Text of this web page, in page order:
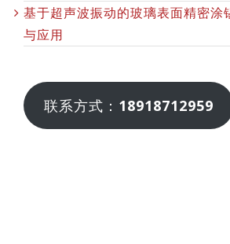
基于超声波振动的玻璃表面精密涂
与应用
联系方式： 18918712959